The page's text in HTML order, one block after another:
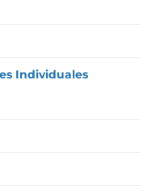
Individuales